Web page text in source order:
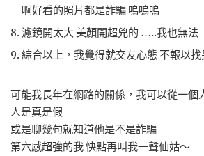
啊好看的照片都是詐騙 嗚嗚嗚
濾鏡開太大 美顏開超兇的 …..我也無法
綜合以上，我覺得就交友心態 不報以
可能我長年在網路的關係，我可以從一個
人是真是假
或是聊幾句就知道他是不是詐騙
第六感超強的我 快點再叫我一聲仙姑～